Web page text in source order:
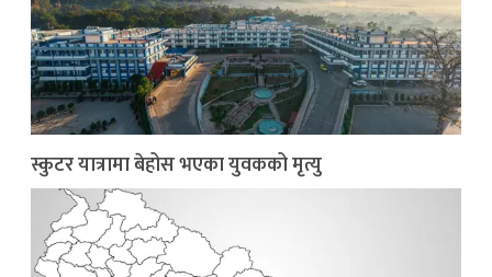
स्कुटर यात्रामा बेहोस भएका युवकको मृत्यु